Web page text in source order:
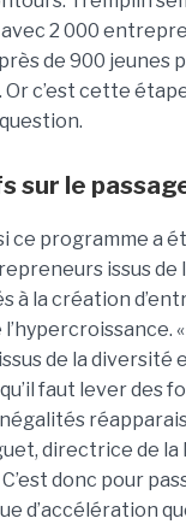
2 000
de 900 jeunes
c’est cette
sur le
ce programme a
issus de
à la créa­tion
de la diver­sité
faut lever des
directrice de la
donc pour
d’accé­lé­ra­tion